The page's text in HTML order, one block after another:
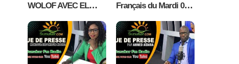
WOLOF AVEC EL
MARDI 04 AOÛT 2026
RADIO ALFAYDA FM
KAOLACK
Français du Mardi 04
Fabrice Nguema